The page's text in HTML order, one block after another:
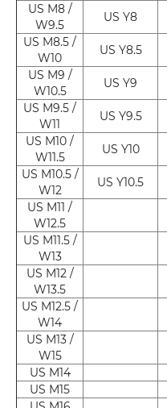
US M8 /
W9.5
US Y8
US M8.5 /
W10
US Y8.5
US M9 /
W10.5
US Y9
US M9.5 /
W11
US Y9.5
US M10 /
W11.5
US Y10
US M10.5 /
W12
US Y10.5
US M11 /
W12.5
US M11.5 /
W13
US M12 /
W13.5
US M12.5 /
W14
US M13 /
W15
US M14
US M15